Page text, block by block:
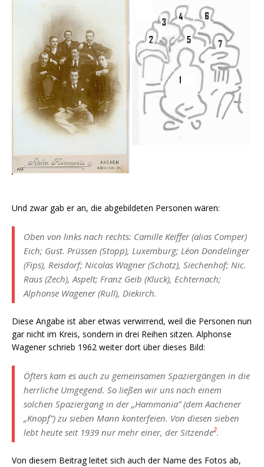
Und zwar gab er an, die abgebildeten Personen wären:
Oben von links nach rechts: Camille Keiffer (alias Comper)
Eich; Gust. Prüssen (Stopp), Luxemburg; Léon Dondelinger
(Fips), Reisdorf; Nicolas Wagner (Schotz), Siechenhof; Nic.
Raus (Zech), Aspelt; Franz Geib (Kluck), Echternach;
Alphonse Wagener (Rull), Diekirch.
Diese Angabe ist aber etwas verwirrend, weil die Personen nun
gar nicht im Kreis, sondern in drei Reihen sitzen. Alphonse
Wagener schrieb 1962 weiter dort über dieses Bild:
Öfters kam es auch zu gemeinsamen Spaziergängen in die
herrliche Umgegend. So ließen wir uns nach einem
solchen Spaziergang in der „Hammonia” (dem Aachener
„Knopf”) zu sieben Mann konterfeien. Von diesen sieben
lebt heute seit 1939 nur mehr einer, der Sitzende2.
Von diesem Beitrag leitet sich auch der Name des Fotos ab,